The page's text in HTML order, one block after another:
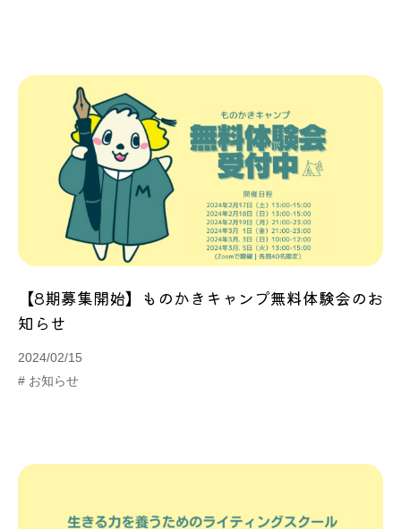
【8期募集開始】ものかきキャンプ無料体験会のお
知らせ
2024/02/15
# お知らせ